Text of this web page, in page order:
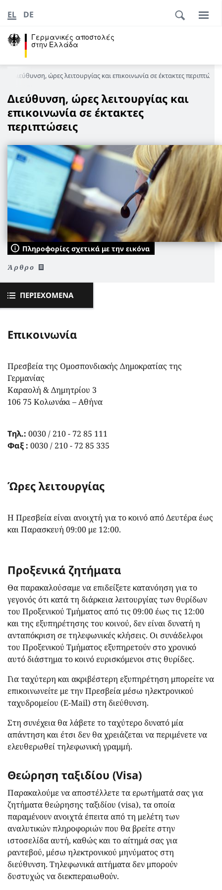
Γερμανικές αποστολές
στην Ελλάδα
EL DE
Διεύθυνση, ώρες λειτουργίας και επικοινωνία σε έκτακτες περιπτώσεις
Διεύθυνση, ώρες λειτουργίας και
επικοινωνία σε έκτακτες
περιπτώσεις
Πληροφορίες σχετικά με την εικόνα
Άρθρο
ΠΕΡΙΕΧΌΜΕΝΑ
Επικοινωνία
Πρεσβεία της Ομοσπονδιακής Δημοκρατίας της
Γερμανίας
Καραολή & Δημητρίου 3
106 75 Κολωνάκι – Αθήνα
Τηλ.: 0030 / 210 - 72 85 111
Φαξ : 0030 / 210 - 72 85 335
Ώρες λειτουργίας
H Πρεσβεία είναι ανοιχτή για το κοινό από Δευτέρα έως
και Παρασκευή 09:00 με 12:00.
Προξενικά ζητήματα
Θα παρακαλούσαμε να επιδείξετε κατανόηση για το
γεγονός ότι κατά τη διάρκεια λειτουργίας των θυρίδων
του Προξενικού Τμήματος από τις 09:00 έως τις 12:00
και της εξυπηρέτησης του κοινού, δεν είναι δυνατή η
ανταπόκριση σε τηλεφωνικές κλήσεις. Οι συνάδελφοι
του Προξενικού Τμήματος εξυπηρετούν στο χρονικό
αυτό διάστημα το κοινό ευρισκόμενοι στις θυρίδες.
Για ταχύτερη και ακριβέστερη εξυπηρέτηση μπορείτε να
επικοινωνείτε με την Πρεσβεία μέσω ηλεκτρονικού
ταχυδρομείου (Ε-Mail) στη διεύθυνση.
Στη συνέχεια θα λάβετε το ταχύτερο δυνατό μία
απάντηση και έτσι δεν θα χρειάζεται να περιμένετε να
ελευθερωθεί τηλεφωνική γραμμή.
Θεώρηση ταξιδίου (Visa)
Παρακαλούμε να αποστέλλετε τα ερωτήματά σας για
ζητήματα θεώρησης ταξιδίου (visa), τα οποία
παραμένουν ανοιχτά έπειτα από τη μελέτη των
αναλυτικών πληροφοριών που θα βρείτε στην
ιστοσελίδα αυτή, καθώς και το αίτημά σας για
ραντεβού, μέσω ηλεκτρονικού μηνύματος στη
διεύθυνση. Τηλεφωνικά αιτήματα δεν μπορούν
δυστυχώς να διεκπεραιωθούν.